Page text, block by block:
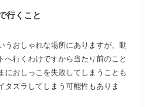
行くこと
うおしゃれな場所にありますが、動
へ行くわけですから当たり前のこと
におしっこを失敗してしまうことも
タズラしてしまう可能性もありま